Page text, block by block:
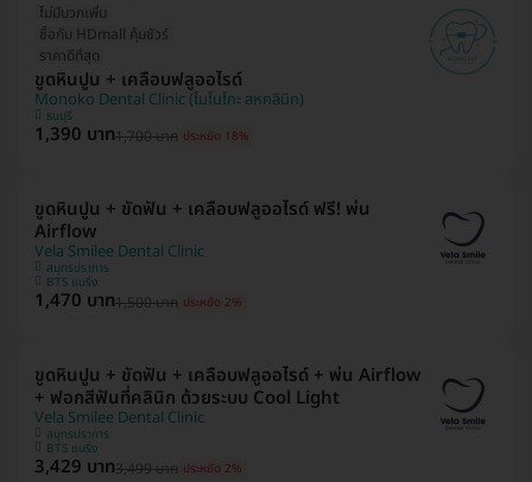
ไม่มีบวกเพิ่ม
ซื้อกับ HDmall คุ้มชัวร์
ราคาดีที่สุด
ขูดหินปูน + เคลือบฟลูออไรด์
Monoko Dental Clinic (โมโนโกะ สหคลินิก)
ธนบุรี
1,390 บาท1,700 บาท ประหยัด 18%
ขูดหินปูน + ขัดฟัน + เคลือบฟลูออไรด์ ฟรี! พ่น
Airflow
Vela Smilee Dental Clinic
สมุทรปราการ
BTS แบริ่ง
1,470 บาท1,500 บาท ประหยัด 2%
ขูดหินปูน + ขัดฟัน + เคลือบฟลูออไรด์ + พ่น Airflow
+ ฟอกสีฟันที่คลินิก ด้วยระบบ Cool Light
Vela Smilee Dental Clinic
สมุทรปราการ
BTS แบริ่ง
3,429 บาท3,499 บาท ประหยัด 2%